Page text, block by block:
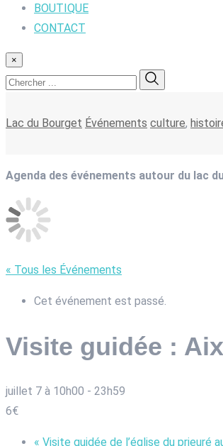
BOUTIQUE
CONTACT
×
Lac du Bourget Événements culture,
Agenda des événements autour du lac
« Tous les Événements
Cet événement est passé.
Visite guidée :
juillet 7 à 10h00 - 23h59
6€
« Visite guidée de l’église du prieuré